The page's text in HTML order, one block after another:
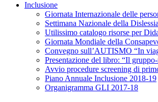
Inclusione
Giornata Internazionale delle
Settimana Nazionale della
Utilissimo catalogo risorse per
Giornata Mondiale della
Convegno sull’AUTISMO “In
Presentazione del libro: “Il
Avvio procedure screening di
Piano Annuale Inclusione 2018-19
Organigramma GLI 2017-18